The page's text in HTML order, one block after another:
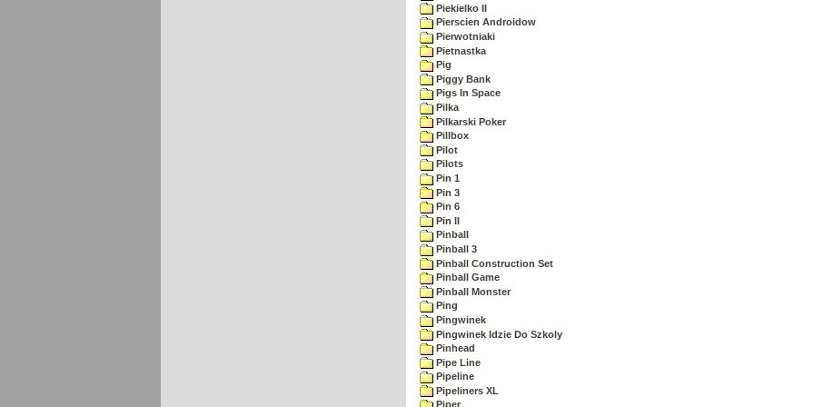
Piekielko II
Pierscien Androidow
Pierwotniaki
Pietnastka
Pig
Piggy Bank
Pigs In Space
Pilka
Pilkarski Poker
Pillbox
Pilot
Pilots
Pin 1
Pin 3
Pin 6
Pin II
Pinball
Pinball 3
Pinball Construction Set
Pinball Game
Pinball Monster
Ping
Pingwinek
Pingwinek Idzie Do Szkoly
Pinhead
Pipe Line
Pipeline
Pipeliners XL
Piper